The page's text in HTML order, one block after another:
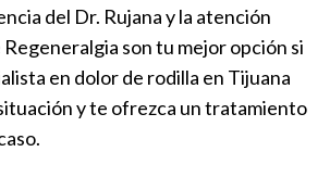
del Dr. Rujana y la atención
son tu mejor opción si
en dolor de rodilla en Tijuana
y te ofrezca un tratamiento